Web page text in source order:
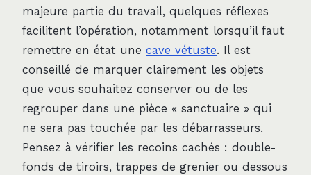
majeure partie du travail, quelques réflexes
facilitent l’opération, notamment lorsqu’il faut
remettre en état une cave vétuste. Il est
conseillé de marquer clairement les objets
que vous souhaitez conserver ou de les
regrouper dans une pièce « sanctuaire » qui
ne sera pas touchée par les débarrasseurs.
Pensez à vérifier les recoins cachés : double-
fonds de tiroirs, trappes de grenier ou dessous